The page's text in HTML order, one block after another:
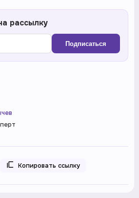
рассылку
Подписаться
Копировать ссылку